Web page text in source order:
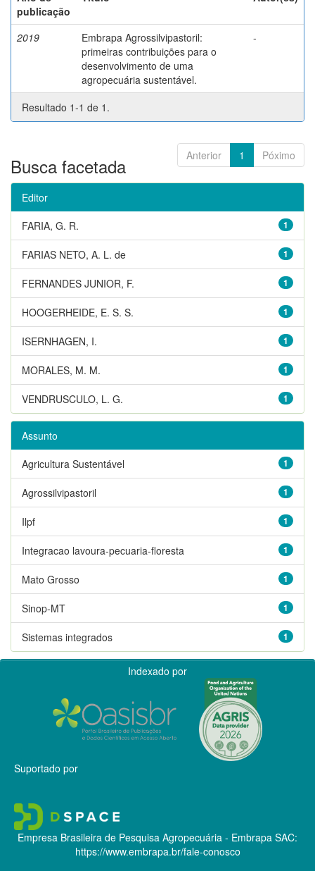
publicação
2019
Embrapa Agrossilvipastoril:
primeiras contribuições para o
desenvolvimento de uma
agropecuária sustentável.
-
Resultado 1-1 de 1.
Anterior 1 Póximo
Busca facetada
Editor
1
FARIA, G. R.
1
FARIAS NETO, A. L. de
1
FERNANDES JUNIOR, F.
1
HOOGERHEIDE, E. S. S.
1
ISERNHAGEN, I.
1
MORALES, M. M.
1
VENDRUSCULO, L. G.
Assunto
1
Agricultura Sustentável
1
Agrossilvipastoril
1
Ilpf
1
Integracao lavoura-pecuaria-floresta
1
Mato Grosso
1
Sinop-MT
1
Sistemas integrados
Indexado por
Suportado por
Empresa Brasileira de Pesquisa Agropecuária - Embrapa SAC:
https://www.embrapa.br/fale-conosco